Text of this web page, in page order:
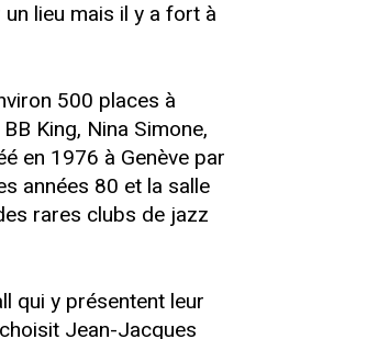
lieu mais il y a fort à
500 places à
King, Nina Simone,
en 1976 à Genève par
années 80 et la salle
rares clubs de jazz
qui y présentent leur
Jean-Jacques